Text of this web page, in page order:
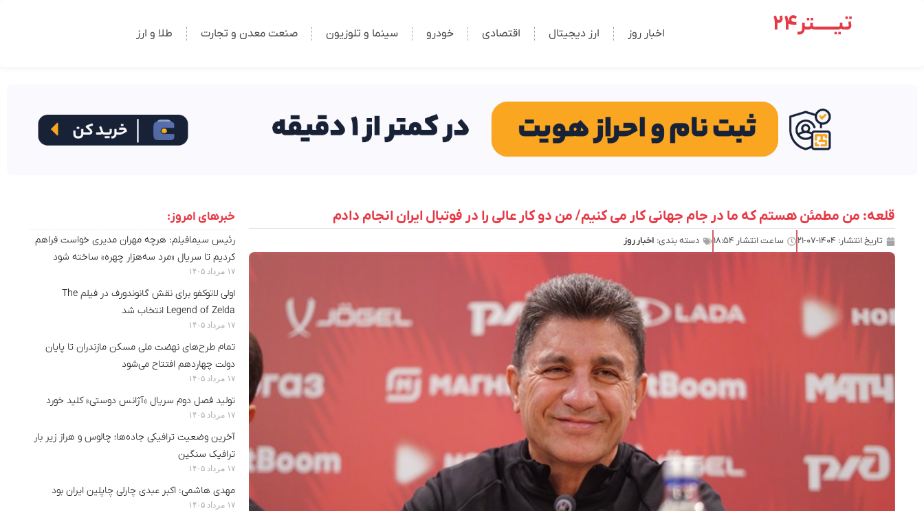
تیـــــتر24 اخبار روز ارز دیجیتال اقتصادی خودرو سینما و تلوزیون صنعت معدن و تجارت طلا و ارز
قلعه: من مطمئن هستم که ما در جام جهانی کار می کنیم/ من دو کار عالی را در فوتبال ایران انجام دادم
تاریخ انتشار: ۱۴۰۴-۰۷-۲۱ ساعت انتشار ۱۸:۵۴ دسته بندی: اخبار روز
خبرهای امروز:
رئیس سیمافیلم: هرچه مهران مدیری خواست فراهم
کردیم تا سریال «مرد سه‌هزار چهره» ساخته شود
۱۷ مرداد ۱۴۰۵
اولی لاتوکفو برای نقش گانوندورف در فیلم The
Legend of Zelda انتخاب شد
۱۷ مرداد ۱۴۰۵
تمام طرح‌های نهضت ملی مسکن مازندران تا پایان
دولت چهاردهم افتتاح می‌شود
۱۷ مرداد ۱۴۰۵
تولید فصل دوم سریال «آژانس دوستی» کلید خورد
۱۷ مرداد ۱۴۰۵
آخرین وضعیت ترافیکی جاده‌ها؛ چالوس و هراز زیر بار
ترافیک سنگین
۱۷ مرداد ۱۴۰۵
مهدی هاشمی: اکبر عبدی چارلی چاپلین ایران بود
۱۷ مرداد ۱۴۰۵